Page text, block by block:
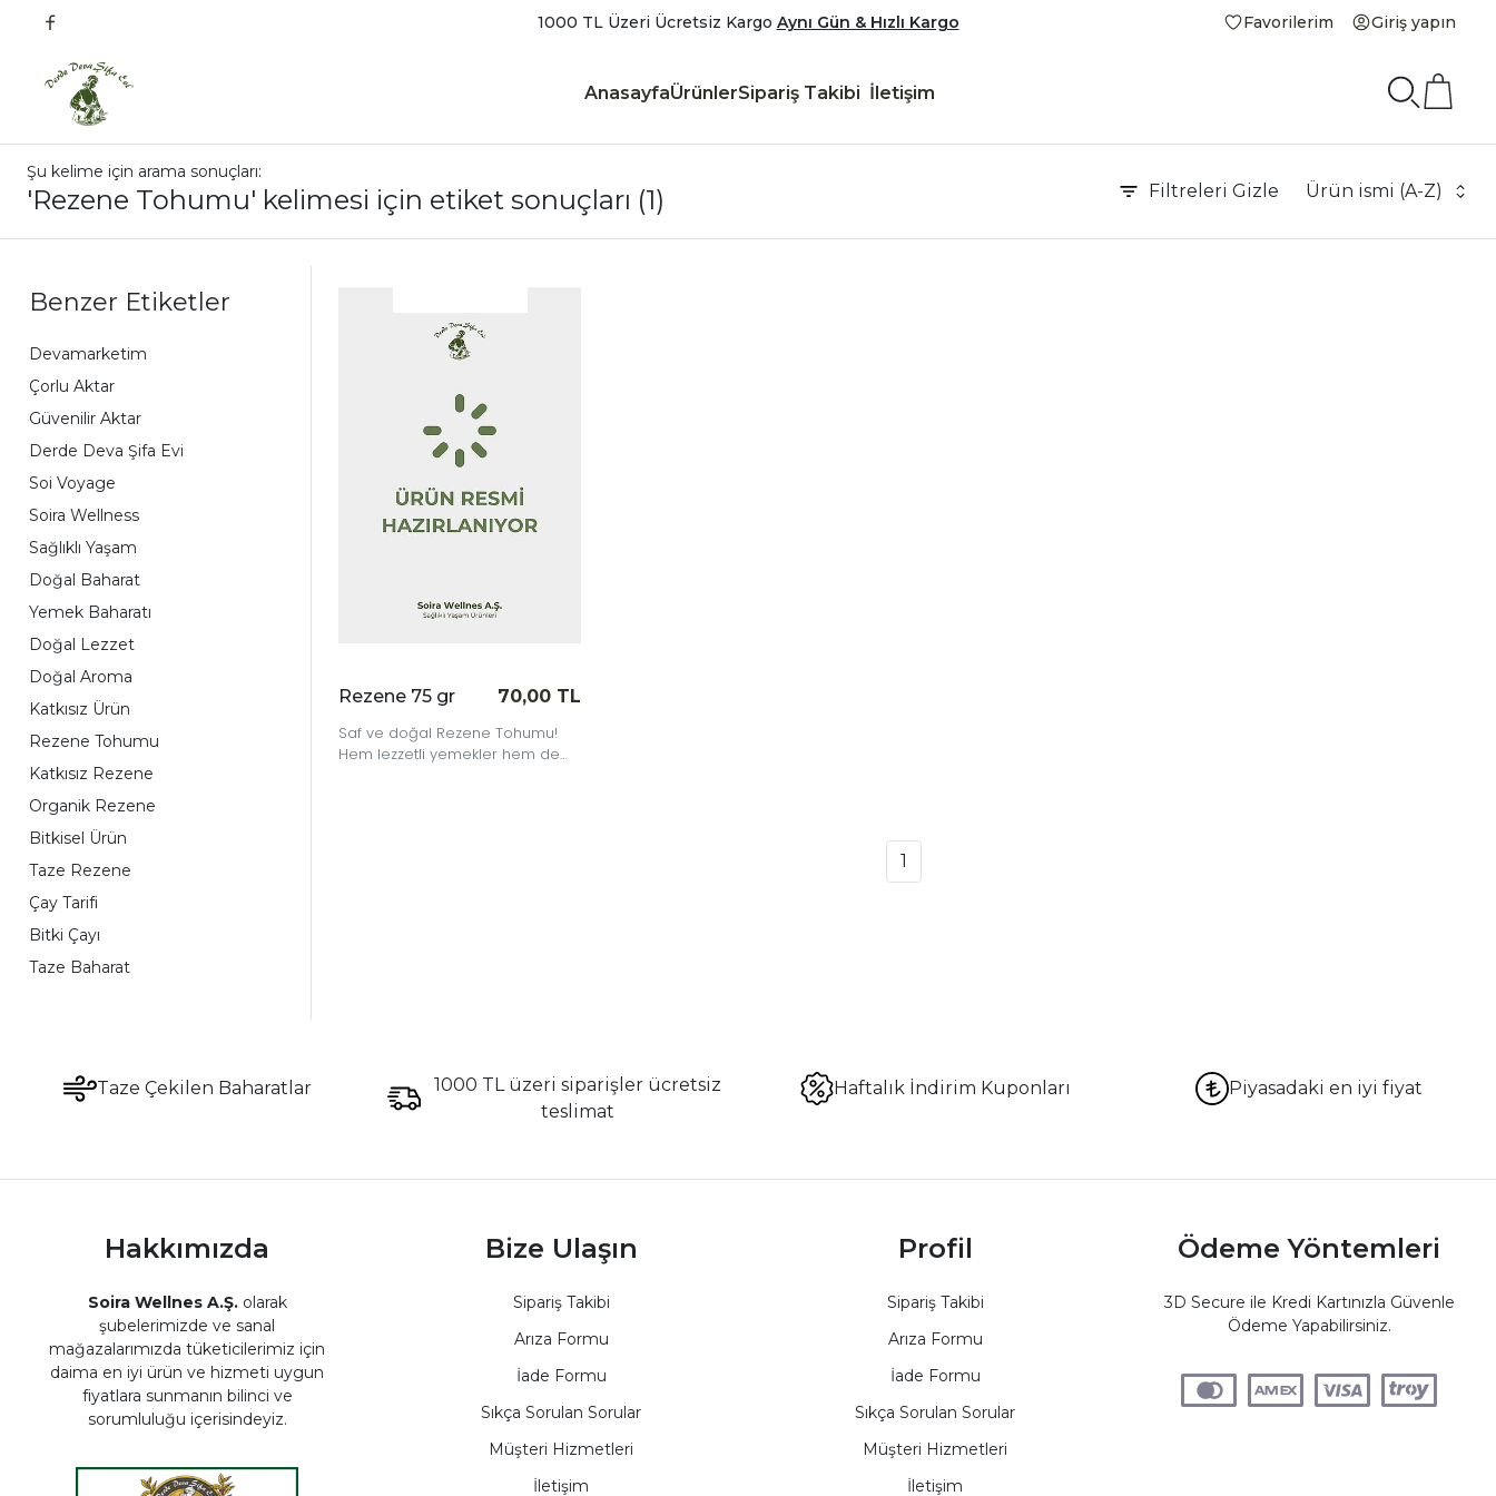
1000 TL Üzeri Ücretsiz Kargo Aynı Gün & Hızlı Kargo Favorilerim Giriş yapın
AnasayfaÜrünlerSipariş Takibi İletişim
Şu kelime için arama sonuçları:
'Rezene Tohumu' kelimesi için etiket sonuçları (1) Filtreleri Gizle Ürün ismi (A-Z)
Benzer Etiketler
Devamarketim
Çorlu Aktar
Güvenilir Aktar
Derde Deva Şifa Evi
Soi Voyage
Soira Wellness
Sağlıklı Yaşam
Doğal Baharat
Yemek Baharatı
Doğal Lezzet
Doğal Aroma
Katkısız Ürün
Rezene Tohumu
Katkısız Rezene
Organik Rezene
Bitkisel Ürün
Taze Rezene
Çay Tarifi
Bitki Çayı
Taze Baharat
Rezene 75 gr
70,00 TL
Saf ve doğal Rezene Tohumu!
Hem lezzetli yemekler hem de
1
Taze Çekilen Baharatlar
1000 TL üzeri siparişler ücretsiz
teslimat
Haftalık İndirim Kuponları Piyasadaki en iyi fiyat
Hakkımızda
Soira Wellnes A.Ş.olarak
şubelerimizde ve sanal
mağazalarımızda tüketicilerimiz için
daima en iyi ürün ve hizmeti uygun
fiyatlara sunmanın bilinci ve
sorumluluğu içerisindeyiz.
Bize Ulaşın
Sipariş Takibi
Arıza Formu
İade Formu
Sıkça Sorulan Sorular
Müşteri Hizmetleri
İletişim
Profil
Sipariş Takibi
Arıza Formu
İade Formu
Sıkça Sorulan Sorular
Müşteri Hizmetleri
İletişim
Ödeme Yöntemleri
3D Secure ile Kredi Kartınızla Güvenle
Ödeme Yapabilirsiniz.